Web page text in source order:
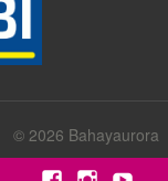
© 2026 Bahayaurora
Facebook
Instagram